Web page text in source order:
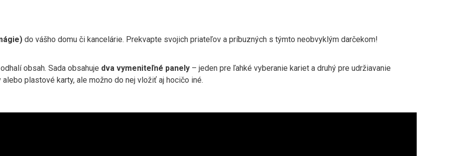
do vášho domu či kancelárie. Prekvapte svojich priateľov a príbuzných s týmto neobvyklým darčekom!
obsah. Sada obsahuje dva vymeniteľné panely – jeden pre ľahké vyberanie kariet a druhý pre udržiavanie
plastové karty, ale možno do nej vložiť aj hocičo iné.